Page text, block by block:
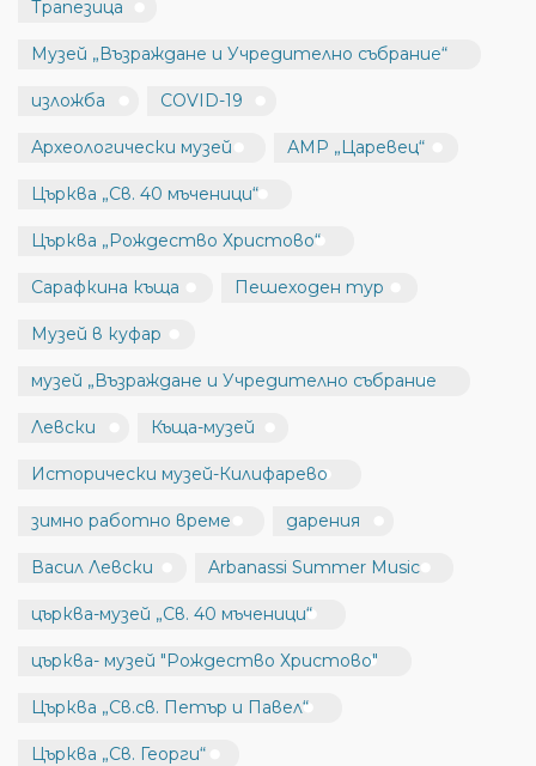
Трапезица
Музей „Възраждане и Учредително събрание“
изложба COVID-19
Археологически музей АМР „Царевец“
Църква „Св. 40 мъченици“
Църква „Рождество Христово“
Сарафкина къща Пешеходен тур
Музей в куфар
музей „Възраждане и Учредително събрание
Левски Къща-музей
Исторически музей-Килифарево
зимно работно време дарения
Васил Левски Arbanassi Summer Music
църква-музей „Св. 40 мъченици“
църква- музей "Рождество Христово"
Църква „Св.св. Петър и Павел“
Църква „Св. Георги“